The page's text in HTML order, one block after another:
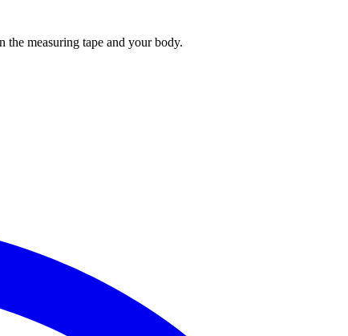
measuring tape and your body.